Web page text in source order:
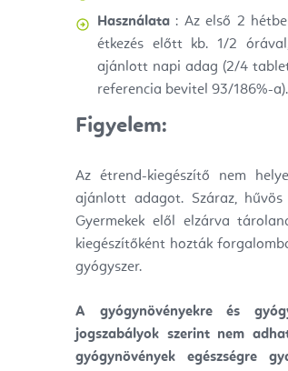
Használata : Az első 2
étkezés előtt kb. 1/2
ajánlott napi adag (2/4
referencia bevitel 93/186%-a).
Figyelem:
Az étrend-kiegészítő nem
ajánlott adagot. Száraz,
Gyermekek elől elzárva
kiegészítőként hozták
gyógyszer.
A gyógynövényekre és
jogszabályok szerint nem
gyógynövények egészségre